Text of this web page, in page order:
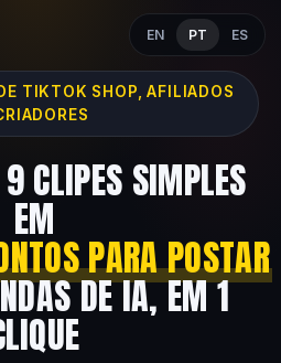
EN PT ES
TIKTOK SHOP, AFILIADOS
CLIPES SIMPLES
EM
PARA POSTAR
DE IA, EM 1